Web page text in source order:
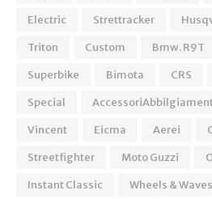
Electric
Strettracker
Triton
Custom Bmw. R9T
Superbike
Bimota CRS
Special
Vincent
Eicma Aerei
Streetfighter
Moto Guzzi
Instant Classic
Wheels & Waves